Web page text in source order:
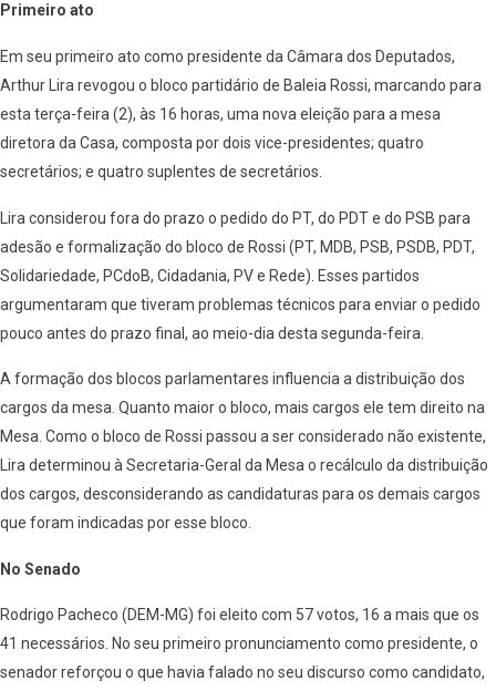
Primeiro ato
Em seu primeiro ato como presidente da Câmara dos Deputados,
Arthur Lira revogou o bloco partidário de Baleia Rossi, marcando para
esta terça-feira (2), às 16 horas, uma nova eleição para a mesa
diretora da Casa, composta por dois vice-presidentes; quatro
secretários; e quatro suplentes de secretários.
Lira considerou fora do prazo o pedido do PT, do PDT e do PSB para
adesão e formalização do bloco de Rossi (PT, MDB, PSB, PSDB, PDT,
Solidariedade, PCdoB, Cidadania, PV e Rede). Esses partidos
argumentaram que tiveram problemas técnicos para enviar o pedido
pouco antes do prazo final, ao meio-dia desta segunda-feira.
A formação dos blocos parlamentares influencia a distribuição dos
cargos da mesa. Quanto maior o bloco, mais cargos ele tem direito na
Mesa. Como o bloco de Rossi passou a ser considerado não existente,
Lira determinou à Secretaria-Geral da Mesa o recálculo da distribuição
dos cargos, desconsiderando as candidaturas para os demais cargos
que foram indicadas por esse bloco.
No Senado
Rodrigo Pacheco (DEM-MG) foi eleito com 57 votos, 16 a mais que os
41 necessários. No seu primeiro pronunciamento como presidente, o
senador reforçou o que havia falado no seu discurso como candidato,